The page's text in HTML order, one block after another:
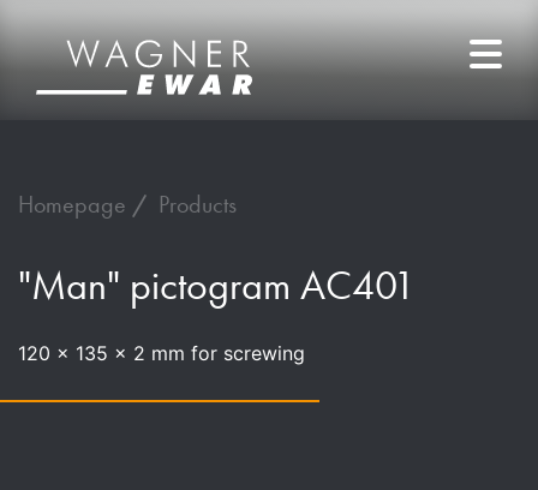
Homepage Products
"Man" pictogram AC401
120 x 135 x 2 mm for screwing